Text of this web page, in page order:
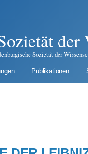
der
Sozietät der
Publikationen